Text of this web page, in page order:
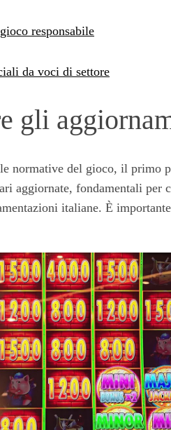
responsabile
da voci di settore
gli
normative del gioco, il
aggiornate, fondamentali per
italiane. È